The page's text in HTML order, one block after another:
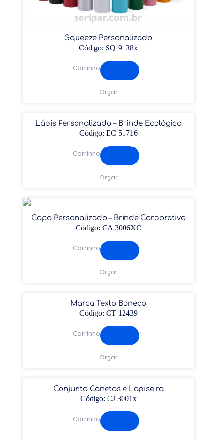
Squeeze Personalizado
Código: SQ-9138x
Carrinho
Orçar
Lápis Personalizado – Brinde Ecológico
Código: EC 51716
Carrinho
Orçar
Copo Personalizado – Brinde Corporativo
Código: CA 3006XC
Carrinho
Orçar
Marca Texto Boneco
Código: CT 12439
Carrinho
Orçar
Conjunto Canetas e Lapiseira
Código: CJ 3001x
Carrinho